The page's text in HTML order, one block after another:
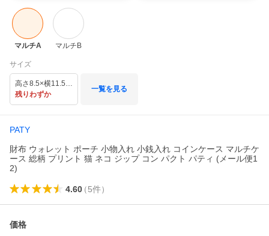
マルチA マルチB
サイズ
高さ8.5×横11.5×マチ2cm
残りわずか
一覧を見る
PATY
財布 ウォレット ポーチ 小物入れ 小銭入れ コインケース マルチケ
ース 総柄 プリント 猫 ネコ ジップ コン パクト パティ (メール便1
2)
4.60（5件）
価格